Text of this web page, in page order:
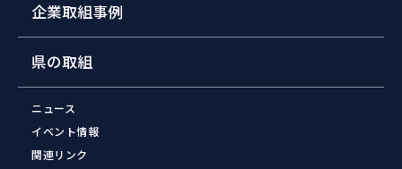
企業取組事例
県の取組
ニュース
イベント情報
関連リンク